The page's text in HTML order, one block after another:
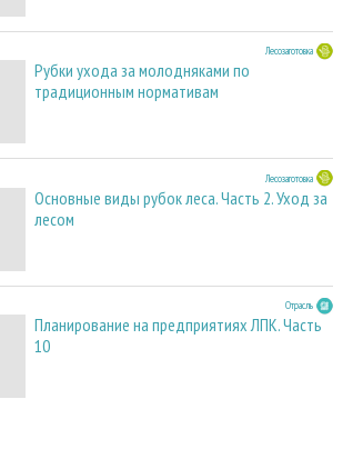
Лесозаготовка
Рубки ухода за молодняками по
традиционным нормативам
Лесозаготовка
Основные виды рубок леса. Часть 2. Уход за
лесом
Отрасль
Планирование на предприятиях ЛПК. Часть
10